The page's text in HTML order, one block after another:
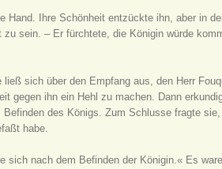
Hand. Ihre Schönheit entzückte ihn, aber in
zu sein. – Er fürchtete, die Königin würde
sich über den Empfang aus, den Herr
gegen ihn ein Hehl zu machen. Dann
des Königs. Zum Schlusse fragte
habe.
sich nach dem Befinden der Königin.« Es